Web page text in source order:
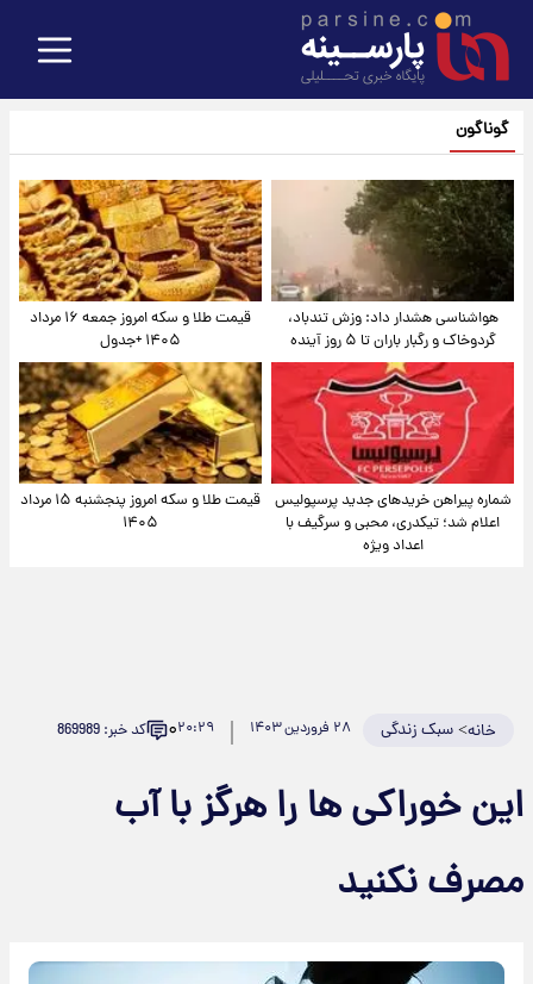
گوناگون
هواشناسی هشدار داد: وزش تندباد،
گردوخاک و رگبار باران تا ۵ روز آینده
قیمت طلا و سکه امروز جمعه ۱۶ مرداد
۱۴۰۵ +جدول
شماره پیراهن خریدهای جدید پرسپولیس
اعلام شد؛ تیکدری، محبی و سرگیف با
اعداد ویژه
قیمت طلا و سکه امروز پنجشنبه ۱۵ مرداد
۱۴۰۵
خانه>سبک زندگی ۲۸ فروردین ۱۴۰۳ ۲۰:۲۹۰ کد خبر: 869989
این خوراکی ها را هرگز با آب
مصرف نکنید